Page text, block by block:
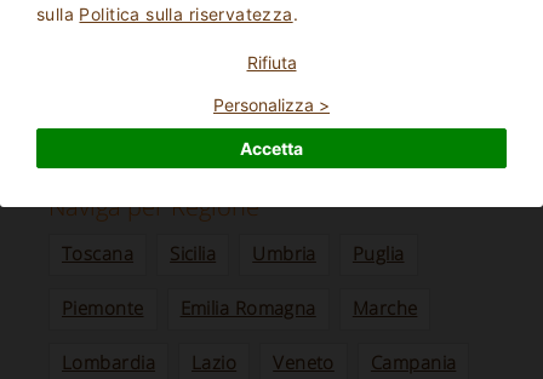
sulla Politica sulla riservatezza.
Rifiuta
Personalizza >
Accetta
Basilicata
I nostri più popolari agriturismi, B&B e Ville in
Basilicata
Naviga per Regione
Toscana Sicilia Umbria Puglia
Piemonte Emilia Romagna Marche
Lombardia Lazio Veneto Campania